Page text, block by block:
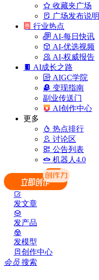
收藏夹广场
广场发布说明
行业热点
AI-每日快讯
AI-优选视频
AI-权威报告
AI成长之路
AIGC学院
变现指南
副业传送门
AI创作中心
更多
热点排行
讨论区
公告列表
机器人4.0
发文章
发产品
发模型
创作中心
会员 搜索